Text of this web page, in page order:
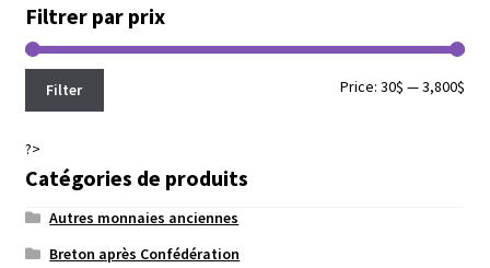
Filtrer par prix
Filter Price:30$ —3,800$
?>
Catégories de produits
Autres monnaies anciennes
Breton après Confédération